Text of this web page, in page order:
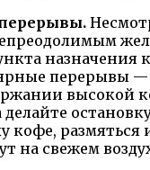
назначения
перерывы
высокой
делайте
кофе, размяться
на свежем